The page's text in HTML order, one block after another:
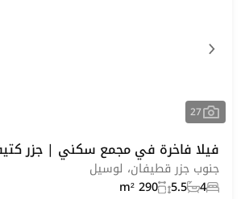
27
فيلا فاخرة في مجمع سكني | جزر
جنوب جزر قطيفان، لوسيل
4
5.5
290 m²